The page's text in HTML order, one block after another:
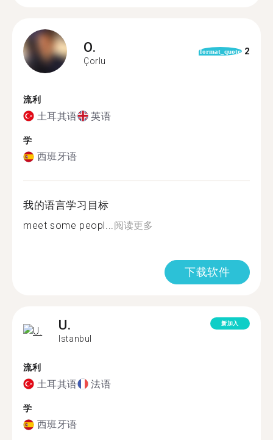
O.
Çorlu
format_quote 2
流利
土耳其语 英语
学
西班牙语
我的语言学习目标
meet some peopl...阅读更多
下载软件
U.
Istanbul
新加入
流利
土耳其语 法语
学
西班牙语